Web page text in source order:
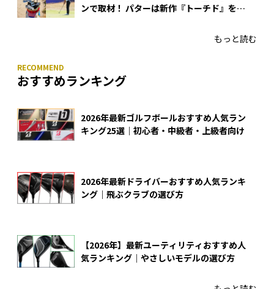
ンで取材！ パターは新作『トーチド』を投
もっと読む
おすすめランキング
2026年最新ゴルフボールおすすめ人気ラン
キング25選｜初心者・中級者・上級者向け
2026年最新ドライバーおすすめ人気ランキ
ング｜飛ぶクラブの選び方
【2026年】最新ユーティリティおすすめ人
気ランキング｜やさしいモデルの選び方